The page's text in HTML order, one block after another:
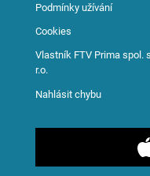
Podmínky užívání
Cookies
Vlastník FTV Prima spol. s
r.o.
Nahlásit chybu